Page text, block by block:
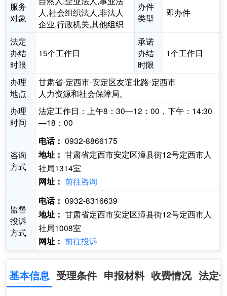
服务
对象
人,社会组织法人,非法人
企业,行政机关,其他组织
办件
类型
即办件
法定
办结
时限
15个工作日
承诺
办结
时限
1个工作日
办理
地点
甘肃省-定西市-安定区友谊北路-定西市
人力资源和社会保障局。
办理
时间
法定工作日：上午8：30—12：00，下午：14:30
—18：00
咨询
方式
电话： 0932-8866175
地址： 甘肃省定西市安定区漳县街12号定西市人
社局1314室
网址： 前往咨询
监督
投诉
方式
电话： 0932-8316639
地址： 甘肃省定西市安定区漳县街12号定西市人
社局1008室
网址： 前往投诉
基本信息 受理条件 申报材料 收费情况 法定